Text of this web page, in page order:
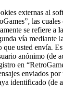
externas al
las
se refiere a
vía mediante
usted envía.
anónimo (de
en
enviados por
identificado (de